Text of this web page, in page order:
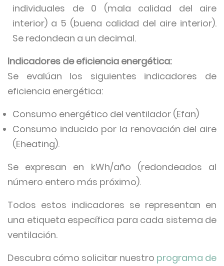
individuales de 0 (mala calidad del aire
interior) a 5 (buena calidad del aire interior).
Se redondean a un decimal.
Indicadores de eficiencia energética:
Se evalúan los siguientes indicadores de
eficiencia energética:
Consumo energético del ventilador (Efan)
Consumo inducido por la renovación del aire
(Eheating).
Se expresan en kWh/año (redondeados al
número entero más próximo).
Todos estos indicadores se representan en
una etiqueta específica para cada sistema de
ventilación.
Descubra cómo solicitar nuestro programa de